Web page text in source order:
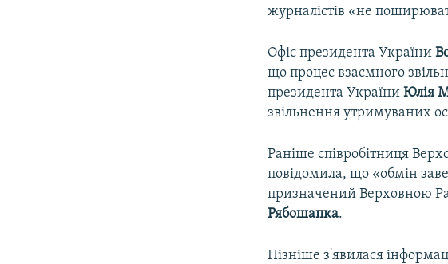
журналістів «не
Офіс президента України
що процес взаємного
президента УкраїниЮлія
звільнення утримуваних
Раніше співробітниця
повідомила, що «обмін
призначений Верховною
Рябошапка.
Пізніше з'явилася